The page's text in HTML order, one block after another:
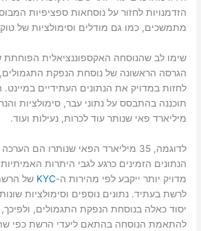
הזדמנויות לחזור על נוסחאות ספציפיות
מתמשכים, כמו גם מודלים וסימולציות של
שימו לב שהנוסחה האקספוננציאלית הפוחתת
הגרסה הראשונה של נוסחת הנפקת התגמולים,
לחזות במדויק את הנתונים העתידיים
מיליארד פאי ​​שנותר עוד לכרות, נעילות ועוד.
לדוגמה, 35 מיליארד הפאי שנותרו הם
הנתונים הזמינים כרגע לגבי היתרות
מדויק יותר ייקבע לפי מהירות ה-KYC של
לרשת בעתיד. נתונים נוספים וסימולציות
יסוד כאלה בנוסחת הנפקת התגמולים, ולפיכך,
להתאמת הנוסחה בהתאם ליעדי הרשת כפי